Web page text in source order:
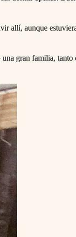
allí, aunque
gran familia, tanto